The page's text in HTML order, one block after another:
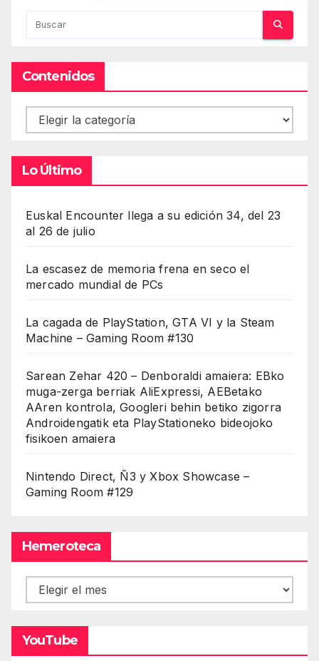
Contenidos
Contenidos
Lo Último
Euskal Encounter llega a su edición 34, del 23
al 26 de julio
La escasez de memoria frena en seco el
mercado mundial de PCs
La cagada de PlayStation, GTA VI y la Steam
Machine – Gaming Room #130
Sarean Zehar 420 – Denboraldi amaiera: EBko
muga-zerga berriak AliExpressi, AEBetako
AAren kontrola, Googleri behin betiko zigorra
Androidengatik eta PlayStationeko bideojoko
fisikoen amaiera
Nintendo Direct, Ñ3 y Xbox Showcase –
Gaming Room #129
Hemeroteca
Hemeroteca
YouTube